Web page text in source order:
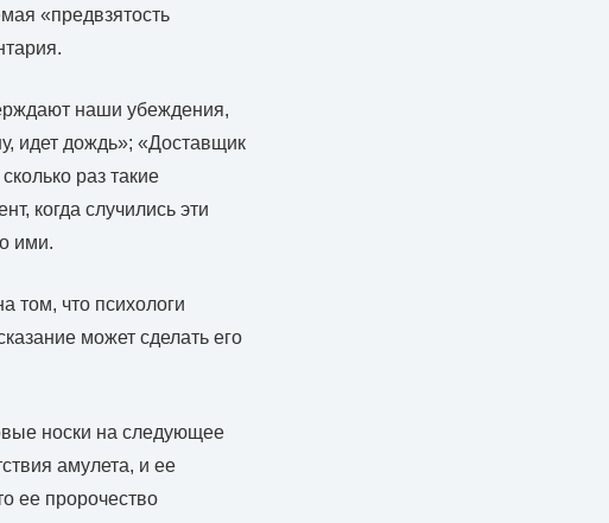
«предвзятость
наши убеждения,
идет дождь»; «Доставщик
раз такие
когда случились эти
ими.
том, что психологи
может сделать его
носки на следующее
амулета, и ее
ее пророчество